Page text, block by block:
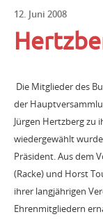
12. Juni 2008
Die Mitglieder des
der
Jürgen Hertzberg zu
wiedergewählt
Präsident. Aus dem
(Racke) und Horst
ihrer langjährigen
Ehrenmitgliedern